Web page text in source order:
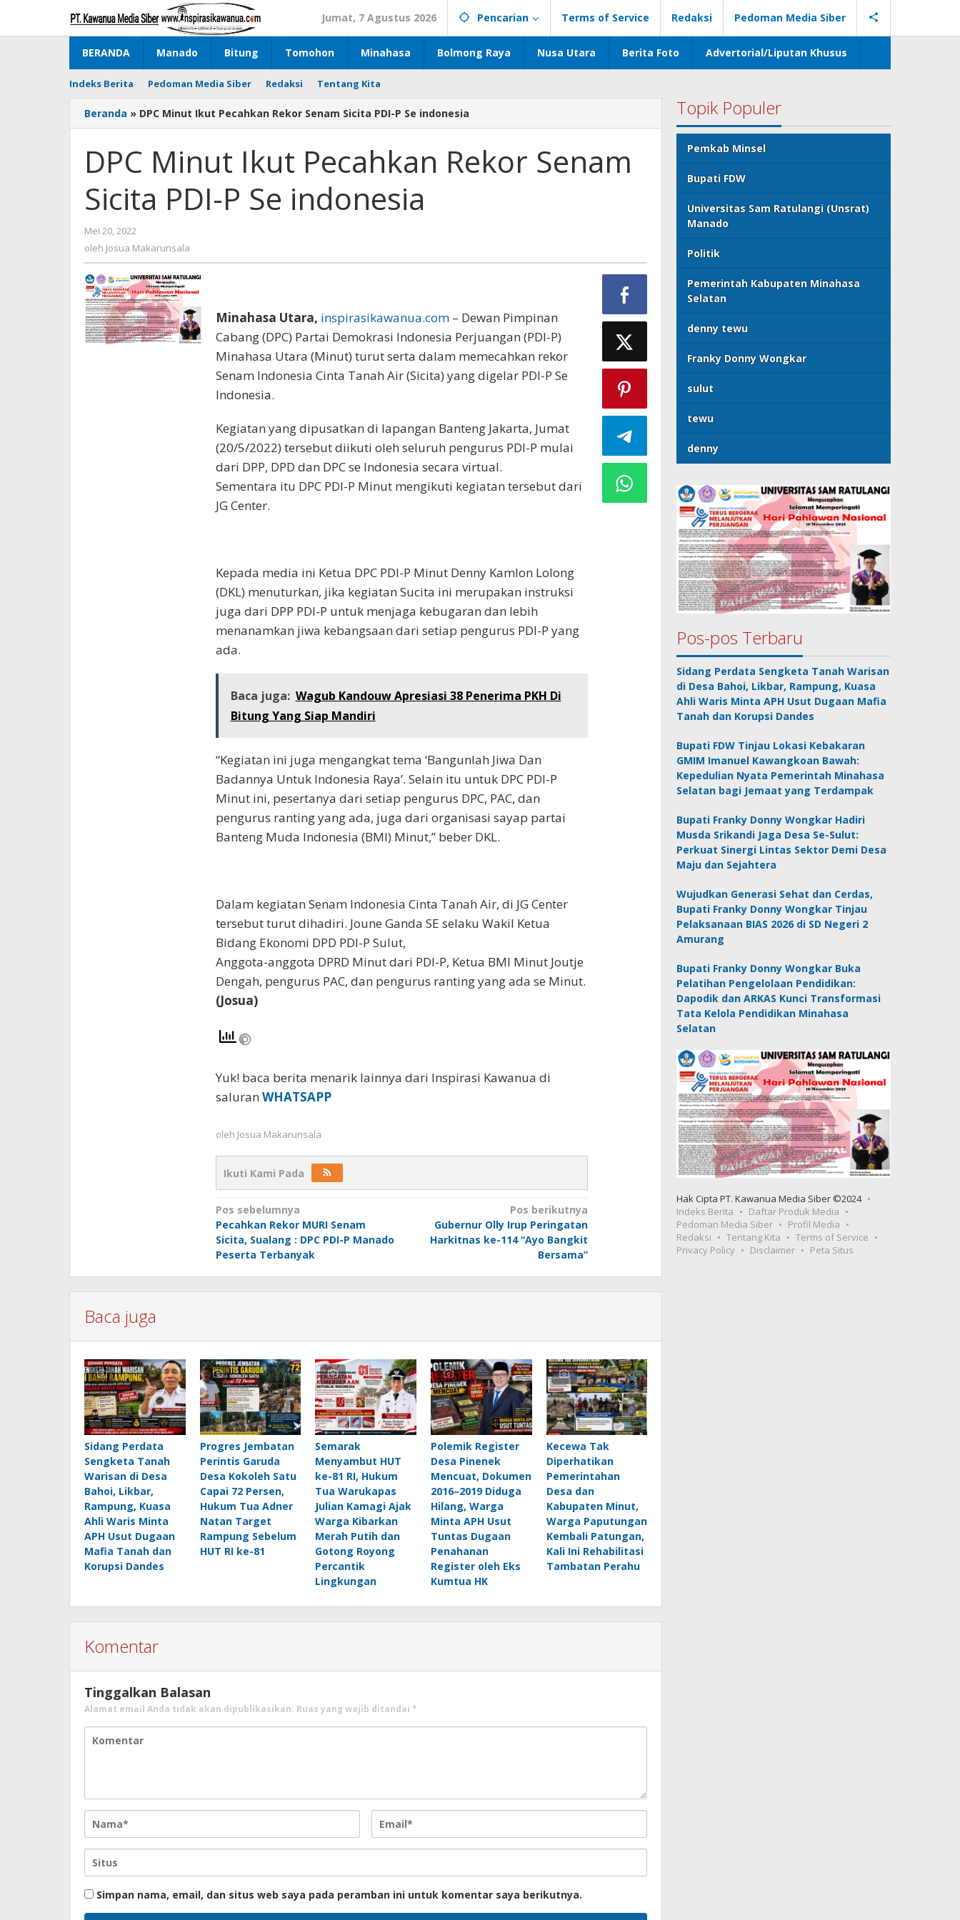
konten
Jumat, 7 Agustus 2026 Pencarian Terms of Service Redaksi Pedoman Media Siber
BERANDA Manado Bitung Tomohon Minahasa Bolmong Raya Nusa Utara Berita Foto Advertorial/Liputan Khusus
Indeks Berita Pedoman Media Siber Redaksi Tentang Kita
Beranda » DPC Minut Ikut Pecahkan Rekor Senam Sicita PDI-P Se indonesia
DPC Minut Ikut Pecahkan Rekor Senam
Sicita PDI-P Se indonesia
Mei 20, 2022
Josua
oleh Josua Makarunsala
Minahasa Utara, inspirasikawanua.com– Dewan Pimpinan
Cabang (DPC) Partai Demokrasi Indonesia Perjuangan (PDI-P)
Minahasa Utara (Minut) turut serta dalam memecahkan rekor
Senam Indonesia Cinta Tanah Air (Sicita) yang digelar PDI-P Se
Indonesia.
Kegiatan yang dipusatkan di lapangan Banteng Jakarta, Jumat
(20/5/2022) tersebut diikuti oleh seluruh pengurus PDI-P mulai
dari DPP, DPD dan DPC se Indonesia secara virtual.
Sementara itu DPC PDI-P Minut mengikuti kegiatan tersebut dari
JG Center.
Kepada media ini Ketua DPC PDI-P Minut Denny Kamlon Lolong
(DKL) menuturkan, jika kegiatan Sucita ini merupakan instruksi
juga dari DPP PDI-P untuk menjaga kebugaran dan lebih
menanamkan jiwa kebangsaan dari setiap pengurus PDI-P yang
ada.
Baca juga: Wagub Kandouw Apresiasi 38 Penerima PKH Di
Bitung Yang Siap Mandiri
“Kegiatan ini juga mengangkat tema ‘Bangunlah Jiwa Dan
Badannya Untuk Indonesia Raya’. Selain itu untuk DPC PDI-P
Minut ini, pesertanya dari setiap pengurus DPC, PAC, dan
pengurus ranting yang ada, juga dari organisasi sayap partai
Banteng Muda Indonesia (BMI) Minut,” beber DKL.
Dalam kegiatan Senam Indonesia Cinta Tanah Air, di JG Center
tersebut turut dihadiri. Joune Ganda SE selaku Wakil Ketua
Bidang Ekonomi DPD PDI-P Sulut,
Anggota-anggota DPRD Minut dari PDI-P, Ketua BMI Minut Joutje
Dengah, pengurus PAC, dan pengurus ranting yang ada se Minut.
(Josua)
Yuk! baca berita menarik lainnya dari Inspirasi Kawanua di
saluran WHATSAPP
oleh Josua Makarunsala
Ikuti Kami Pada
Navigasi
pos
Pos sebelumnya
Pecahkan Rekor MURI Senam
Sicita, Sualang : DPC PDI-P Manado
Peserta Terbanyak
Pos berikutnya
Gubernur Olly Irup Peringatan
Harkitnas ke-114 “Ayo Bangkit
Bersama”
Baca juga
Sidang Perdata
Sengketa Tanah
Warisan di Desa
Bahoi, Likbar,
Rampung, Kuasa
Ahli Waris Minta
APH Usut Dugaan
Mafia Tanah dan
Korupsi Dandes
Progres Jembatan
Perintis Garuda
Desa Kokoleh Satu
Capai 72 Persen,
Hukum Tua Adner
Natan Target
Rampung Sebelum
HUT RI ke-81
Semarak
Menyambut HUT
ke-81 RI, Hukum
Tua Warukapas
Julian Kamagi Ajak
Warga Kibarkan
Merah Putih dan
Gotong Royong
Percantik
Lingkungan
Polemik Register
Desa Pinenek
Mencuat, Dokumen
2016–2019 Diduga
Hilang, Warga
Minta APH Usut
Tuntas Dugaan
Penahanan
Register oleh Eks
Kumtua HK
Kecewa Tak
Diperhatikan
Pemerintahan
Desa dan
Kabupaten Minut,
Warga Paputungan
Kembali Patungan,
Kali Ini Rehabilitasi
Tambatan Perahu
Komentar
Tinggalkan Balasan
Alamat email Anda tidak akan dipublikasikan. Ruas yang wajib ditandai *
Simpan nama, email, dan situs web saya pada peramban ini untuk komentar saya berikutnya.
Topik Populer
Pemkab Minsel
Bupati FDW
Universitas Sam Ratulangi (Unsrat)
Manado
Politik
Pemerintah Kabupaten Minahasa
Selatan
denny tewu
Franky Donny Wongkar
sulut
tewu
denny
Pos-pos Terbaru
Sidang Perdata Sengketa Tanah Warisan
di Desa Bahoi, Likbar, Rampung, Kuasa
Ahli Waris Minta APH Usut Dugaan Mafia
Tanah dan Korupsi Dandes
Bupati FDW Tinjau Lokasi Kebakaran
GMIM Imanuel Kawangkoan Bawah:
Kepedulian Nyata Pemerintah Minahasa
Selatan bagi Jemaat yang Terdampak
Bupati Franky Donny Wongkar Hadiri
Musda Srikandi Jaga Desa Se-Sulut:
Perkuat Sinergi Lintas Sektor Demi Desa
Maju dan Sejahtera
Wujudkan Generasi Sehat dan Cerdas,
Bupati Franky Donny Wongkar Tinjau
Pelaksanaan BIAS 2026 di SD Negeri 2
Amurang
Bupati Franky Donny Wongkar Buka
Pelatihan Pengelolaan Pendidikan:
Dapodik dan ARKAS Kunci Transformasi
Tata Kelola Pendidikan Minahasa
Selatan
Hak Cipta PT. Kawanua Media Siber ©2024
Indeks Berita
Daftar Produk Media
Pedoman Media Siber
Profil Media
Redaksi
Tentang Kita
Terms of Service
Privacy Policy
Disclaimer Peta Situs